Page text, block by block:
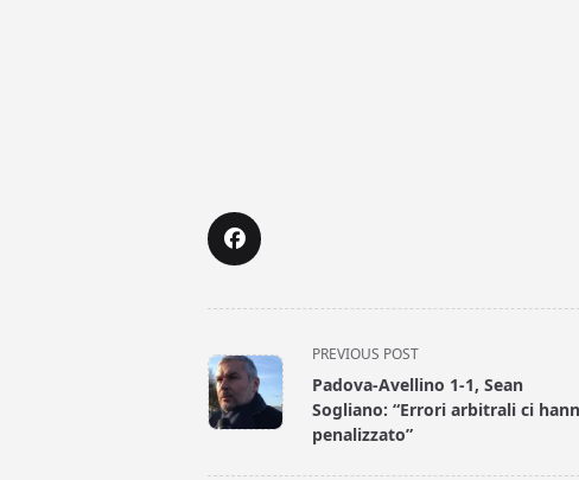
<span
class="nav-
subtitle
screen-
PREVIOUS POST
Padova-Avellino 1-1, Sean
Sogliano: “Errori arbitrali ci
penalizzato”